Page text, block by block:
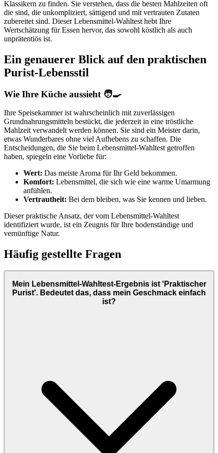
Klassikern zu finden. Sie verstehen, dass die besten Mahlzeiten oft
die sind, die unkompliziert, sättigend und mit vertrauten Zutaten
zubereitet sind. Dieser Lebensmittel-Wahltest hebt Ihre
Wertschätzung für Essen hervor, das sowohl köstlich als auch
unprätentiös ist.
Ein genauerer Blick auf den praktischen
Purist-Lebensstil
Wie Ihre Küche aussieht 🧑‍🍳
Ihre Speisekammer ist wahrscheinlich mit zuverlässigen
Grundnahrungsmitteln bestückt, die jederzeit in eine tröstliche
Mahlzeit verwandelt werden können. Sie sind ein Meister darin,
etwas Wunderbares ohne viel Aufhebens zu schaffen. Die
Entscheidungen, die Sie beim Lebensmittel-Wahltest getroffen
haben, spiegeln eine Vorliebe für:
Wert: Das meiste Aroma für Ihr Geld bekommen.
Komfort: Lebensmittel, die sich wie eine warme Umarmung
anfühlen.
Vertrautheit: Bei dem bleiben, was Sie kennen und lieben.
Dieser praktische Ansatz, der vom Lebensmittel-Wahltest
identifiziert wurde, ist ein Zeugnis für Ihre bodenständige und
vernünftige Natur.
Häufig gestellte Fragen
Mein Lebensmittel-Wahltest-Ergebnis ist 'Praktischer
Purist'. Bedeutet das, dass mein Geschmack einfach
ist?